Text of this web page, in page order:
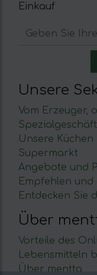
Einkauf
Unsere
Vom Erzeuger,
Unsere Küchen
Supermarkt
Angebote und
Empfehlen und
Entdecken Sie
Über
Vorteile des
Lebensmitteln
Über mentta